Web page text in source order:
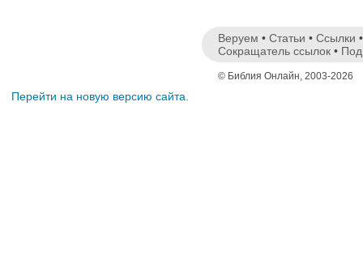
Веруем • Статьи • Ссылки
Сокращатель ссылок •
© Библия Онлайн, 2003-2026
Перейти на новую версию сайта.